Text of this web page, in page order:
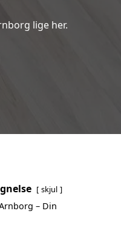
lige her.
skjul
– Din